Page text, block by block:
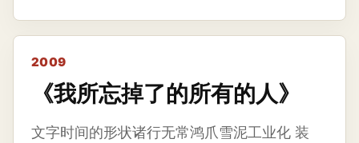
2009
《我所忘掉了的所有的人》
文字时间的形状诸行无常鸿爪雪泥工业化 装